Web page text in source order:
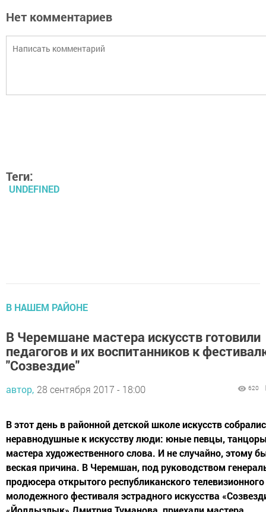
Нет комментариев
Теги:
UNDEFINED
В НАШЕМ РАЙОНЕ
В Черемшане мастера искусств готовили
педагогов и их воспитанников к
"Созвездие"
автор, 28 сентября 2017 - 18:00 620
В этот день в районной детской школе искусств
неравнодушные к искусству люди: юные певцы,
мастера художественного слова. И не случайно, этому
веская причина. В Черемшан, под руководством
продюсера открытого республиканского телевизионного
молодежного фестиваля эстрадного искусства